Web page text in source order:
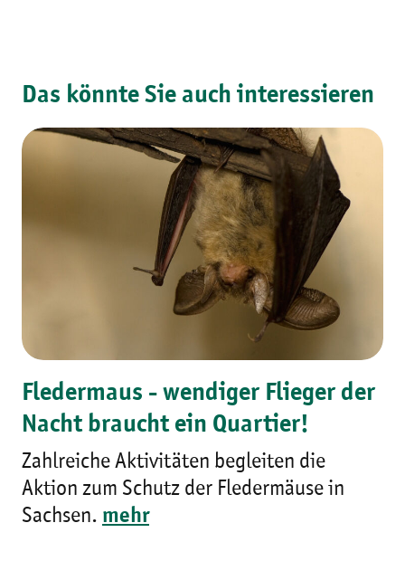
Das könnte Sie auch interessieren
Fledermaus - wendiger Flieger der
Nacht braucht ein Quartier!
Zahlreiche Aktivitäten begleiten die
Aktion zum Schutz der Fledermäuse in
Sachsen. mehr